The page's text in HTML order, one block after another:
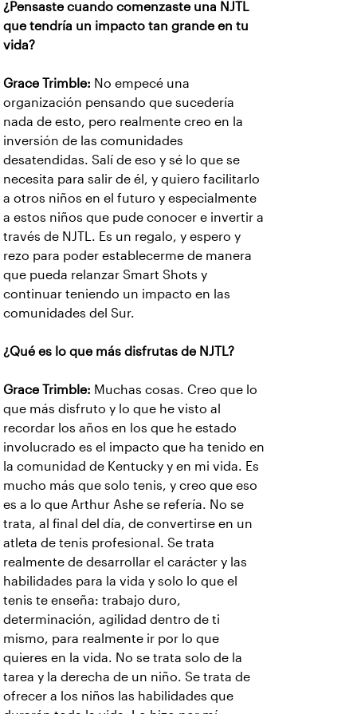
¿Pensaste cuando comenzaste una NJTL
que tendría un impacto tan grande en tu
vida?
Grace Trimble: No empecé una
organización pensando que sucedería
nada de esto, pero realmente creo en la
inversión de las comunidades
desatendidas. Salí de eso y sé lo que se
necesita para salir de él, y quiero facilitarlo
a otros niños en el futuro y especialmente
a estos niños que pude conocer e invertir a
través de NJTL. Es un regalo, y espero y
rezo para poder establecerme de manera
que pueda relanzar Smart Shots y
continuar teniendo un impacto en las
comunidades del Sur.
¿Qué es lo que más disfrutas de NJTL?
Grace Trimble: Muchas cosas. Creo que lo
que más disfruto y lo que he visto al
recordar los años en los que he estado
involucrado es el impacto que ha tenido en
la comunidad de Kentucky y en mi vida. Es
mucho más que solo tenis, y creo que eso
es a lo que Arthur Ashe se refería. No se
trata, al final del día, de convertirse en un
atleta de tenis profesional. Se trata
realmente de desarrollar el carácter y las
habilidades para la vida y solo lo que el
tenis te enseña: trabajo duro,
determinación, agilidad dentro de ti
mismo, para realmente ir por lo que
quieres en la vida. No se trata solo de la
tarea y la derecha de un niño. Se trata de
ofrecer a los niños las habilidades que